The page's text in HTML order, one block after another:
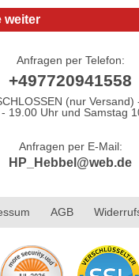
weiter
Anfragen per Telefon:
+497720941558
(nur Versand)
19.00 Uhr und Samstag
Anfragen per E-Mail:
HP_Hebbel@web.de
AGB